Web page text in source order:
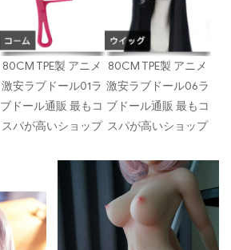
80CM TPE製 アニメ
激安ラブドール01ラ
ブドール通販 最もコ
スパが高いショップ
80CM TPE製 アニメ
激安ラブドール06ラ
ブドール通販 最もコ
スパが高いショップ